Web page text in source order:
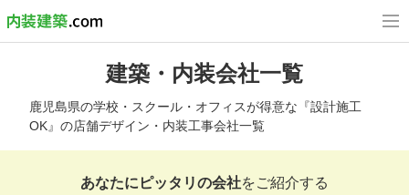
建築・内装会社一覧
鹿児島県の学校・スクール・オフィスが得意な『設計施工
OK』の店舗デザイン・内装工事会社一覧
あなたにピッタリの会社をご紹介する